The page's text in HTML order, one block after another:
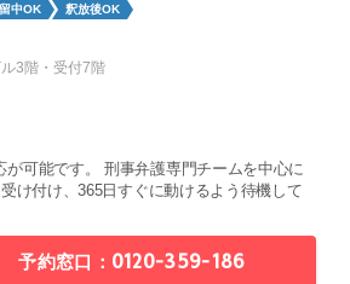
中OK 釈放後OK
3階・受付7階
可能です。 刑事弁護専門チームを中心に
け付け、365日すぐに動けるよう待機して
予約窓口：0120-359-186